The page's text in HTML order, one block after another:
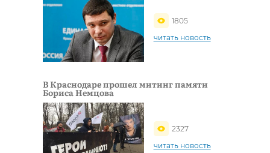
1805
читать новость
В Краснодаре прошел митинг памяти
Бориса Немцова
2327
читать новость